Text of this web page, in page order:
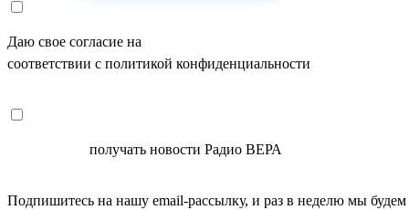
Даю свое согласие на
соответствии с политикой конфиденциальности
получать новости Радио ВЕРА
Подпишитесь на нашу email-рассылку, и раз в неделю мы будем